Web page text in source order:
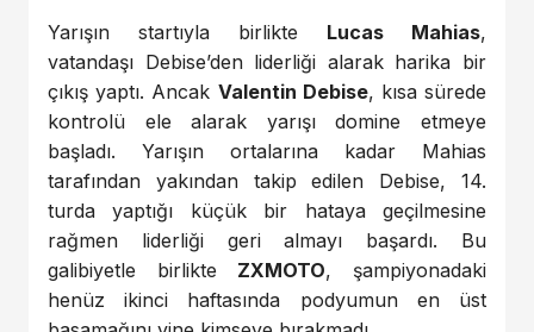
Yarışın startıyla birlikte Lucas Mahias,
vatandaşı Debise’den liderliği alarak harika bir
çıkış yaptı. Ancak Valentin Debise, kısa sürede
kontrolü ele alarak yarışı domine etmeye
başladı. Yarışın ortalarına kadar Mahias
tarafından yakından takip edilen Debise, 14.
turda yaptığı küçük bir hataya geçilmesine
rağmen liderliği geri almayı başardı. Bu
galibiyetle birlikte ZXMOTO, şampiyonadaki
henüz ikinci haftasında podyumun en üst